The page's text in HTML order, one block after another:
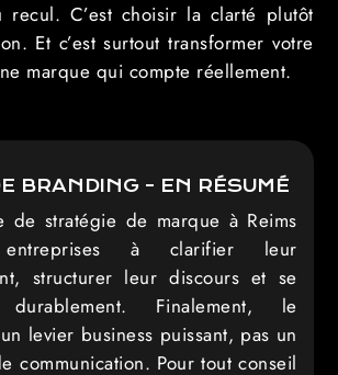
C’est choisir la clarté plutôt
Et c’est surtout transformer votre
marque qui compte réellement.
BRANDING - EN RÉSUMÉ
de stratégie de marque à Reims
à clarifier leur
structurer leur discours et se
durablement. Finalement, le
levier business puissant, pas un
communication. Pour tout conseil